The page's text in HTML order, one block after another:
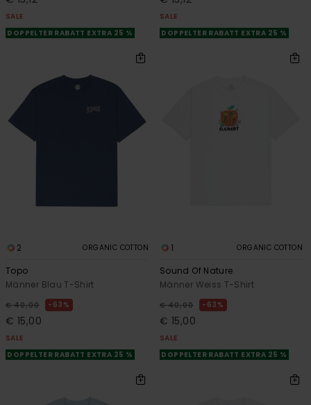
SALE
DOPPELTER RABATT EXTRA 25 %
SALE
DOPPELTER RABATT EXTRA 25 %
2 ORGANIC COTTON
Topo
Männer Blau T-Shirt
€ 40,00 63%
€ 15,00
SALE
DOPPELTER RABATT EXTRA 25 %
1 ORGANIC COTTON
Sound Of Nature
Männer Weiss T-Shirt
€ 40,00 63%
€ 15,00
SALE
DOPPELTER RABATT EXTRA 25 %